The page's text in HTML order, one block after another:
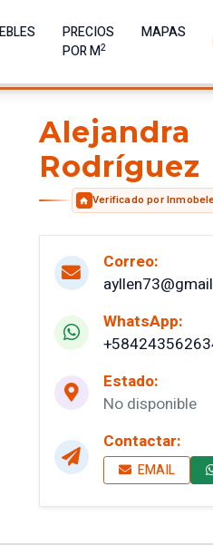
PRECIOS
POR M2
MAPAS
Alejandra
Rodríguez
Verificado por
Correo:
WhatsApp:
Estado:
No disponible
Contactar:
EMAIL